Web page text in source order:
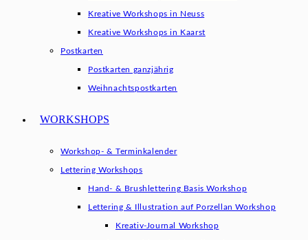
Kreative Workshops in Neuss
Kreative Workshops in Kaarst
Postkarten
Postkarten ganzjährig
Weihnachtspostkarten
WORKSHOPS
Workshop- & Terminkalender
Lettering Workshops
Hand- & Brushlettering Basis Workshop
Lettering & Illustration auf Porzellan Workshop
Kreativ-Journal Workshop